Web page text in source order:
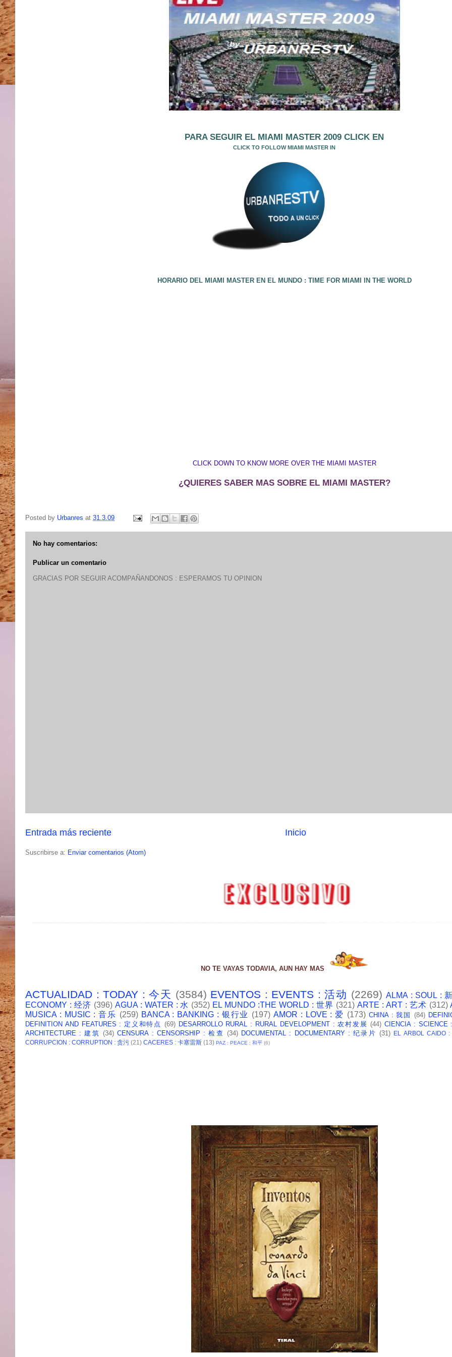
PARA SEGUIR EL MIAMI MASTER 2009 CLICK EN
CLICK TO FOLLOW MIAMI MASTER IN
HORARIO DEL MIAMI MASTER EN EL MUNDO : TIME FOR MIAMI IN THE WORLD
CLICK DOWN TO KNOW MORE OVER THE MIAMI MASTER
¿QUIERES SABER MAS SOBRE EL MIAMI MASTER?
Posted by Urbanres at 31.3.09
No hay comentarios:
Publicar un comentario
GRACIAS POR SEGUIR ACOMPAÑANDONOS : ESPERAMOS TU OPINION
Entrada más reciente Inicio
Suscribirse a: Enviar comentarios (Atom)
NO TE VAYAS TODAVIA, AUN HAY MAS
ACTUALIDAD : TODAY : 今天 (3584) EVENTOS : EVENTS : 活动 (2269) ALMA : SOUL :
ECONOMY : 经济 (396) AGUA : WATER : 水 (352) EL MUNDO :THE WORLD : 世界 (321) ARTE : ART : 艺术 (312)
MUSICA : MUSIC : 音乐 (259) BANCA : BANKING : 银行业 (197) AMOR : LOVE : 爱 (173) CHINA : 我国 (84)
DEFINITION AND FEATURES : 定义和特点 (69) DESARROLLO RURAL : RURAL DEVELOPMENT : 农村发展 (44) CIENCIA : SCIENCE
ARCHITECTURE : 建筑 (34) CENSURA : CENSORSHIP : 检查 (34) DOCUMENTAL : DOCUMENTARY : 纪录片 (31) EL ARBOL CAIDO
CORRUPCION : CORRUPTION : 贪污 (21) CACERES : 卡塞雷斯 (13) PAZ : PEACE : 和平 (6)